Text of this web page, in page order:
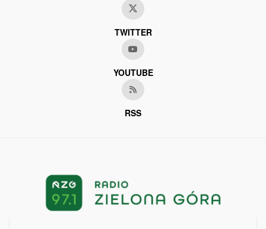
TWITTER
YOUTUBE
RSS